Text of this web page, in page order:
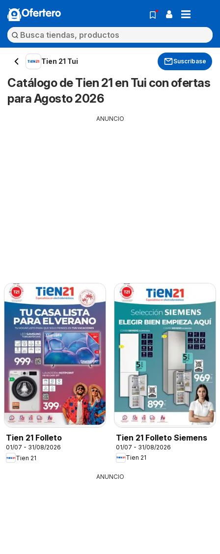
Ofertero
Tien 21 Tui Suscríbase
Catálogo de Tien 21 en Tui con ofertas
para Agosto 2026
ANUNCIO
Tien 21 Folleto
01/07 - 31/08/2026
Tien 21
Tien 21 Folleto Siemens
01/07 - 31/08/2026
Tien 21
ANUNCIO